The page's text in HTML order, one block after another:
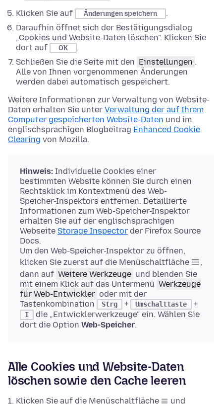
Klicken Sie auf
Änderungen speichern
.
Daraufhin öffnet sich der Bestätigungsdialog
„Cookies und Website-Daten löschen". Klicken Sie
dort auf
OK
.
Schließen Sie die Seite mit den Einstellungen .
Alle von Ihnen vorgenommenen Änderungen
werden dabei automatisch gespeichert.
Weitere Informationen zur Verwaltung von Website-
Daten erhalten Sie unter Verwaltung der auf Ihrem
Computer gespeicherten Website-Daten und im
englischsprachigen Blogbeitrag Enhanced Cookie
Clearing von Mozilla.
Hinweis: Individuelle Cookies einer
bestimmten Website können Sie durch einen
Rechtsklick im Kontextmenü des Web-
Speicher-Inspektors entfernen. Detaillierte
Informationen zum Web-Speicher-Inspektor
erhalten Sie auf der englischsprachigen
Webseite Storage Inspector der Firefox Source
Docs.
Um den Web-Speicher-Inspektor zu öffnen,
klicken Sie zuerst auf die Menüschaltfläche
,
dann auf Weitere Werkzeuge und blenden Sie
mit einem Klick auf das Untermenü Werkzeuge
für Web-Entwickler oder mit der
Tastenkombination
Strg + Umschalttaste +
I
die „Entwicklerwerkzeuge" ein. Wählen Sie
dort die Option Web-Speicher.
Alle Cookies und Website-Daten
löschen sowie den Cache leeren
Klicken Sie auf die Menüschaltfläche
und